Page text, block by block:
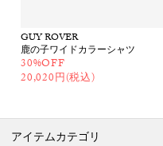
GUY ROVER
鹿の子ワイドカラーシャツ
30%OFF
20,020円(税込)
アイテムカテゴリ